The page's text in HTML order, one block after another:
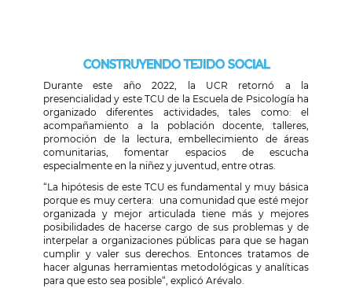
CONSTRUYENDO TEJIDO SOCIAL
Durante este año 2022, la UCR retornó a la
presencialidad y este TCU de la Escuela de Psicología ha
organizado diferentes actividades, tales como: el
acompañamiento a la población docente, talleres,
promoción de la lectura, embellecimiento de áreas
comunitarias, fomentar espacios de escucha
especialmente en la niñez y juventud, entre otras.
“La hipótesis de este TCU es fundamental y muy básica
porque es muy certera: una comunidad que esté mejor
organizada y mejor articulada tiene más y mejores
posibilidades de hacerse cargo de sus problemas y de
interpelar a organizaciones públicas para que se hagan
cumplir y valer sus derechos. Entonces tratamos de
hacer algunas herramientas metodológicas y analíticas
para que esto sea posible“, explicó Arévalo.